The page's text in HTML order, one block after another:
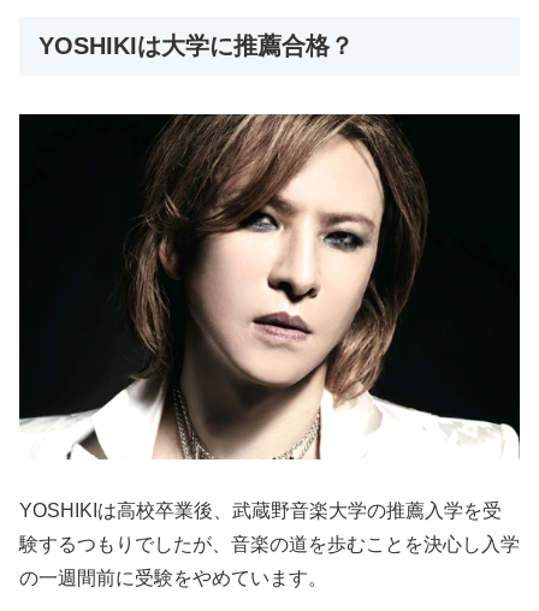
YOSHIKIは大学に推薦合格？
YOSHIKIは高校卒業後、武蔵野音楽大学の推薦入学を受
験するつもりでしたが、音楽の道を歩むことを決心し入学
の一週間前に受験をやめています。